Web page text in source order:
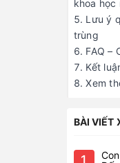
khoa học
Lưu ý
trùng
FAQ –
Kết
Xem
BÀI VIẾT
1